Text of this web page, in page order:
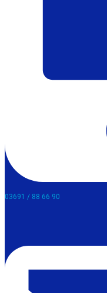
03691 / 88 66 90​